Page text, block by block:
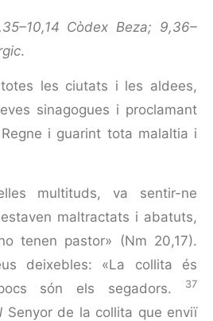
Còdex Beza; 9,36–
.
les ciutats i les aldees,
sinagogues i procla­mant
i guarint tota malaltia i
multituds, va sentir-ne
maltractats i abatuts,
tenen pastor» (Nm 20,17).
deixebles: «La collita és
són els segadors.
37
Senyor de la collita que enviï